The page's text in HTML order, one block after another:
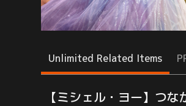
Unlimited Related Items
【ミシェル・ヨー】つな